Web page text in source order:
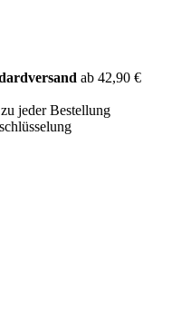
ab 42,90 €
zu jeder Bestellung